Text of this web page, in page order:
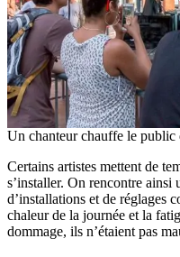
Un chanteur chauffe le public
Certains artistes mettent de
s’installer. On rencontre ainsi
d’installations et de réglages
chaleur de la journée et la
dommage, ils n’étaient pas